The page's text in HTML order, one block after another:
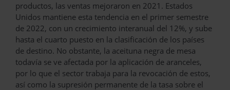
productos, las ventas mejoraron en 2021. Estados
Unidos mantiene esta tendencia en el primer semestre
de 2022, con un crecimiento interanual del 12%, y sube
hasta el cuarto puesto en la clasificación de los países
de destino. No obstante, la aceituna negra de mesa
todavía se ve afectada por la aplicación de aranceles,
por lo que el sector trabaja para la revocación de estos,
así como la supresión permanente de la tasa sobre el